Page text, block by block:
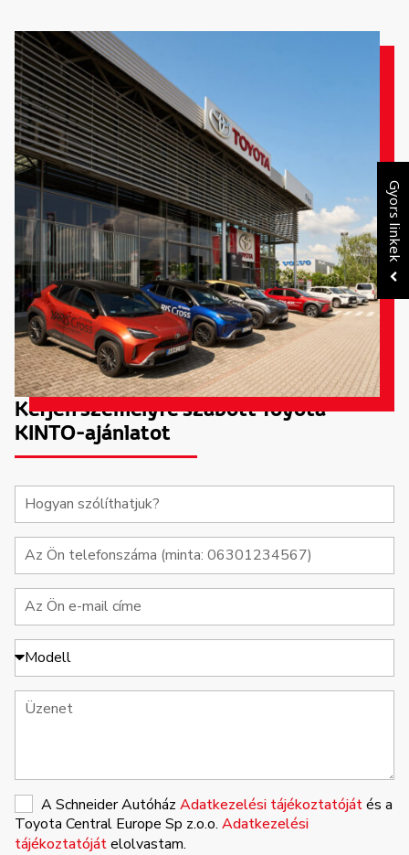
Gyors linkek
Kérjen személyre szabott Toyota
KINTO-ajánlatot
A Schneider Autóház Adatkezelési tájékoztatójátés a
Toyota Central Europe Sp z.o.o. Adatkezelési
tájékoztatójátelolvastam.